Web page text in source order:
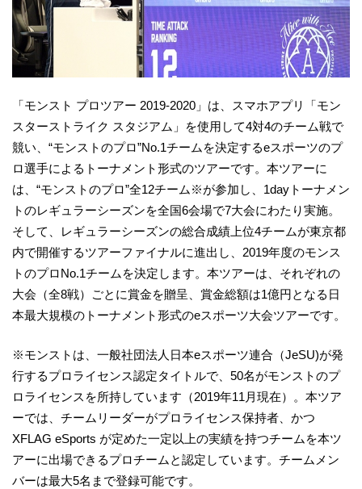
「モンスト プロツアー 2019-2020」は、スマホアプリ「モン
スターストライク スタジアム」を使用して4対4のチーム戦で
競い、“モンストのプロ”No.1チームを決定するeスポーツのプ
ロ選手によるトーナメント形式のツアーです。本ツアーに
は、“モンストのプロ”全12チーム※が参加し、1dayトーナメン
トのレギュラーシーズンを全国6会場で7大会にわたり実施。
そして、レギュラーシーズンの総合成績上位4チームが東京都
内で開催するツアーファイナルに進出し、2019年度のモンス
トのプロNo.1チームを決定します。本ツアーは、それぞれの
大会（全8戦）ごとに賞金を贈呈、賞金総額は1億円となる日
本最大規模のトーナメント形式のeスポーツ大会ツアーです。
※モンストは、一般社団法人日本eスポーツ連合（JeSU)が発
行するプロライセンス認定タイトルで、50名がモンストのプ
ロライセンスを所持しています（2019年11月現在）。本ツア
ーでは、チームリーダーがプロライセンス保持者、かつ
XFLAG eSports が定めた一定以上の実績を持つチームを本ツ
アーに出場できるプロチームと認定しています。チームメン
バーは最大5名まで登録可能です。